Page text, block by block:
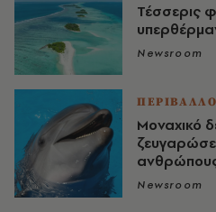
Τέσσερις
Newsroom
Μοναχικό
Newsroom